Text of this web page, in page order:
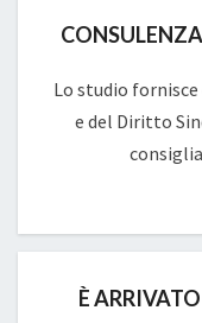
Lo studio
e del Diritto
È